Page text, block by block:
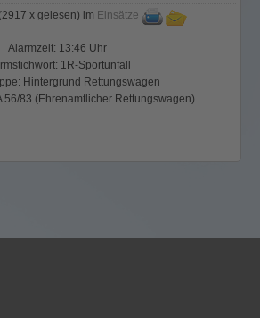
(2917 x gelesen) im Einsätze
Alarmzeit: 13:46 Uhr
1R-Sportunfall
Hintergrund Rettungswagen
56/83 (Ehrenamtlicher Rettungswagen)